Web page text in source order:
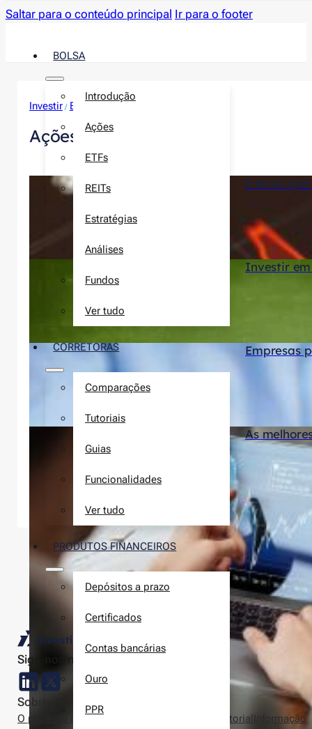
Saltar para o conteúdo principal Ir para o footer
BOLSA
Introdução
Ações
ETFs
REITs
Estratégias
Análises
Fundos
Ver tudo
CORRETORAS
Comparações
Tutoriais
Guias
Funcionalidades
Ver tudo
PRODUTOS FINANCEIROS
Depósitos a prazo
Certificados
Contas bancárias
Ouro
PPR
Investir / Bolsa
Ações
5 erros
Investir
Empresas
As
Siga-nos nas redes sociais
Sobre
O projecto investir.pt Metodologia editorial
Informação